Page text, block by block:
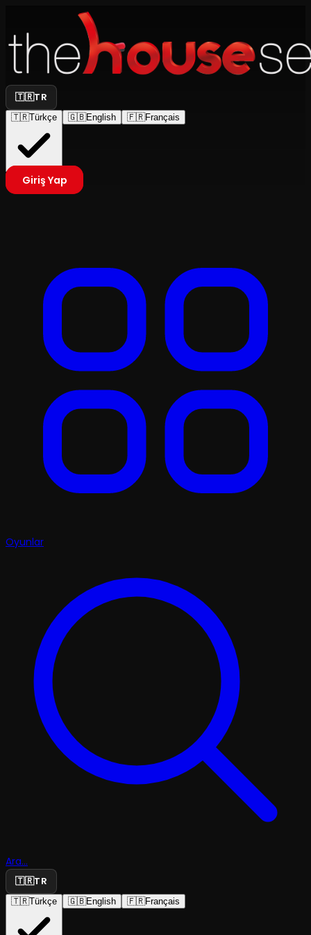
🇹🇷TR
🇹🇷Türkçe 🇬🇧English 🇫🇷Français
Giriş Yap
Oyunlar
Ara...
🇹🇷TR
🇹🇷Türkçe 🇬🇧English 🇫🇷Français